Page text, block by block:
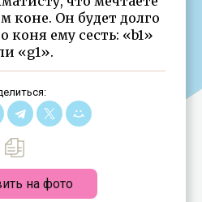
коне. Он будет долго
коня ему сесть: «b1»
«g1».
на фото